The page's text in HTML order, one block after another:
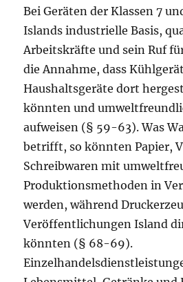
Bei Geräten der Klassen 7
Islands industrielle Basis,
Arbeitskräfte und sein Ruf
die Annahme, dass
Haushaltsgeräte dort
könnten und
aufweisen (§ 59-63). Was
betrifft, so könnten Papier,
Schreibwaren mit
Produktionsmethoden in
werden, während
Veröffentlichungen Island
könnten (§ 68-69).